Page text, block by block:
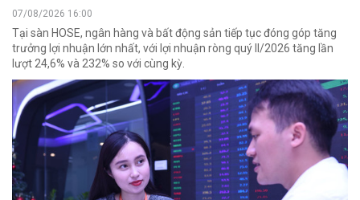
07/08/2026 16:00
Tại sàn HOSE, ngân hàng và bất động sản tiếp tục đóng góp tăng
trưởng lợi nhuận lớn nhất, với lợi nhuận ròng quý II/2026 tăng lần
lượt 24,6% và 232% so với cùng kỳ.